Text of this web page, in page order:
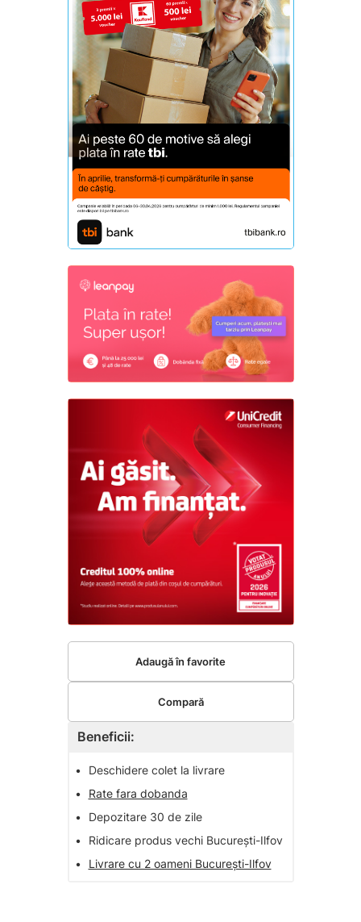
Beneficii:
•
Deschidere colet la livrare
•
Rate fara dobanda
•
Depozitare 30 de zile
•
Ridicare produs vechi București-Ilfov
•
Livrare cu 2 oameni București-Ilfov
Adaugă în favorite
Compară